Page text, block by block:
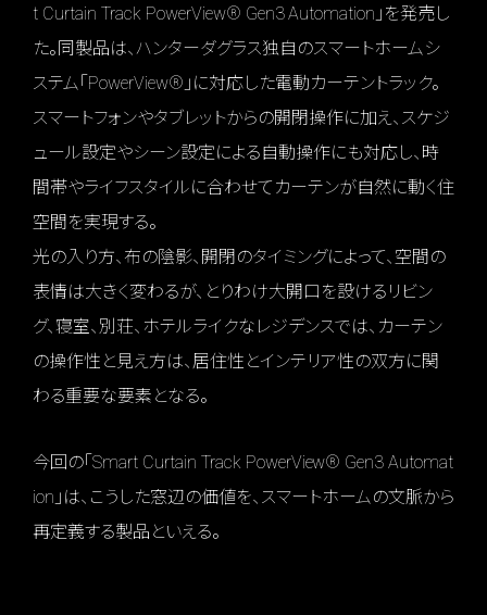
t Curtain Track PowerView® Gen3 Automation」を発売し
た。同製品は、ハンターダグラス独自のスマートホームシ
ステム「PowerView®」に対応した電動カーテントラック。
スマートフォンやタブレットからの開閉操作に加え、スケジ
ュール設定やシーン設定による自動操作にも対応し、時
間帯やライフスタイルに合わせてカーテンが自然に動く住
空間を実現する。
光の入り方、布の陰影、開閉のタイミングによって、空間の
表情は大きく変わるが、とりわけ大開口を設けるリビン
グ、寝室、別荘、ホテルライクなレジデンスでは、カーテン
の操作性と見え方は、居住性とインテリア性の双方に関
わる重要な要素となる。
今回の「Smart Curtain Track PowerView® Gen3 Automat
ion」は、こうした窓辺の価値を、スマートホームの文脈から
再定義する製品といえる。